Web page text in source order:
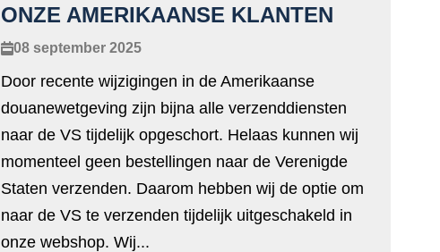
ONZE AMERIKAANSE KLANTEN
08 september 2025
Door recente wijzigingen in de Amerikaanse
douanewetgeving zijn bijna alle verzenddiensten
naar de VS tijdelijk opgeschort. Helaas kunnen wij
momenteel geen bestellingen naar de Verenigde
Staten verzenden. Daarom hebben wij de optie om
naar de VS te verzenden tijdelijk uitgeschakeld in
onze webshop. Wij...